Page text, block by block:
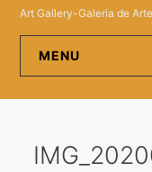
Art Gallery-Galeria de
MENU
Artistas